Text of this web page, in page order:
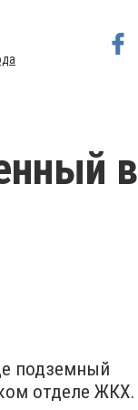
в
подземный
отделе ЖКХ.